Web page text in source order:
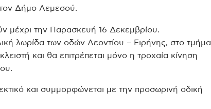
Δήμο Λεμεσού.
μέχρι την Παρασκευή 16 Δεκεμβρίου.
λωρίδα των οδών Λεοντίου – Ειρήνης, στο τμήμα
και θα επιτρέπεται μόνο η τροχαία κίνηση
και συμμορφώνεται με την προσωρινή οδική